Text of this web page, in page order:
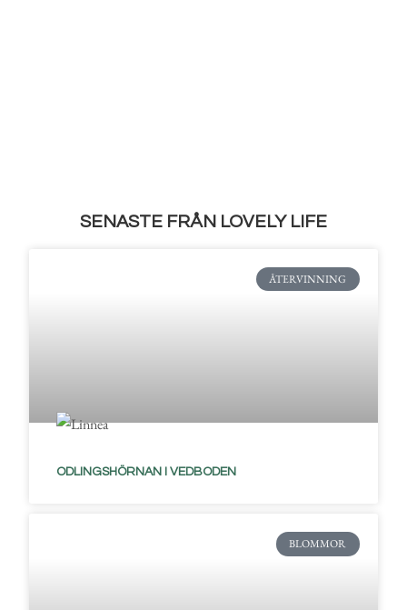
SENASTE FRÅN LOVELY LIFE
ÅTERVINNING
ODLINGSHÖRNAN I VEDBODEN
BLOMMOR